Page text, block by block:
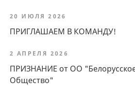
20 ИЮЛЯ 2026
ПРИГЛАШАЕМ В КОМАНДУ!
2 АПРЕЛЯ 2026
ПРИЗНАНИЕ от ОО
Общество"